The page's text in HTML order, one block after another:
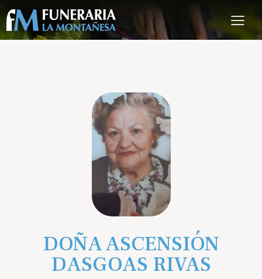
DOÑA ASCENSIÓN
DASGOAS RIVAS